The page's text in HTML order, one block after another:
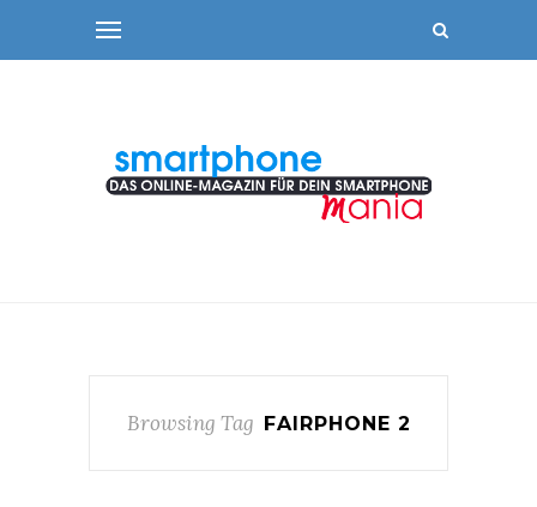
Browsing Tag FAIRPHONE 2